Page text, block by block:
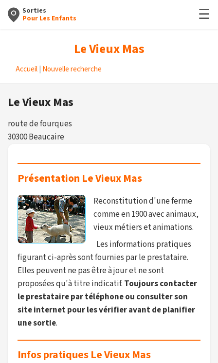
Sorties
Pour Les Enfants
☰
Le Vieux Mas
Accueil Nouvelle recherche
Le Vieux Mas
route de fourques
30300 Beaucaire
Présentation Le Vieux Mas
Reconstitution d'une ferme
comme en 1900 avec animaux,
vieux métiers et animations.
Les informations pratiques
figurant ci-après sont fournies par le prestataire.
Elles peuvent ne pas être à jour et ne sont
proposées qu'à titre indicatif. Toujours contacter
le prestataire par téléphone ou consulter son
site internet pour les vérifier avant de planifier
une sortie.
Infos pratiques Le Vieux Mas